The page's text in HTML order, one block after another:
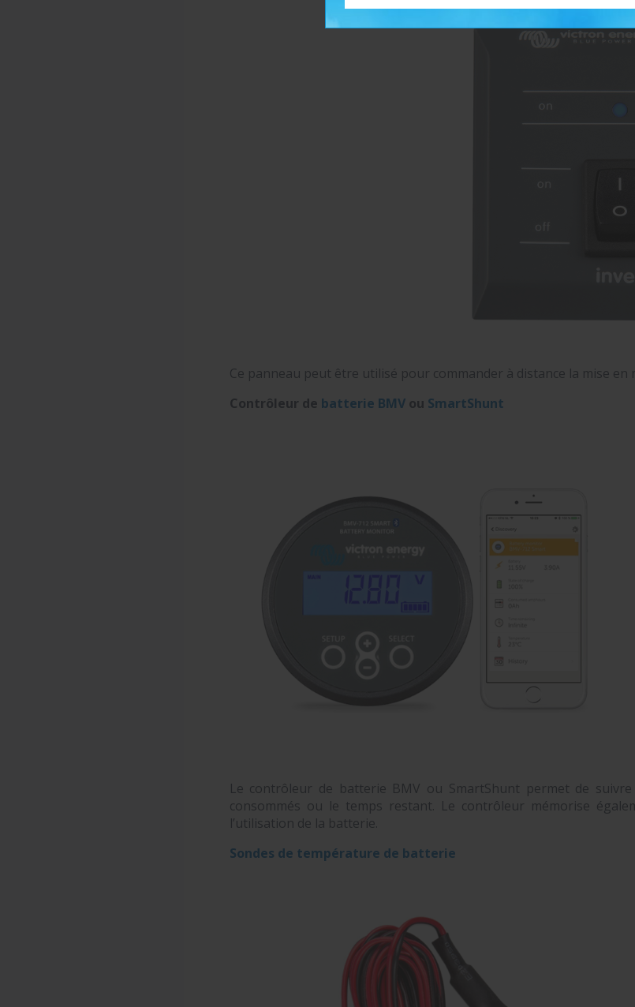
Ce panneau peut être utilisé pour commander à distance la mise en
Contrôleur de batterie BMVou SmartShunt
Le contrôleur de batterie BMV ou SmartShunt permet de
consommés ou le temps restant. Le contrôleur mémorise
l’utilisation de la batterie.
Sondes de température de batterie